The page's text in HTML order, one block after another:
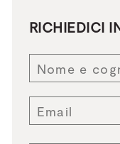
RICHIEDICI